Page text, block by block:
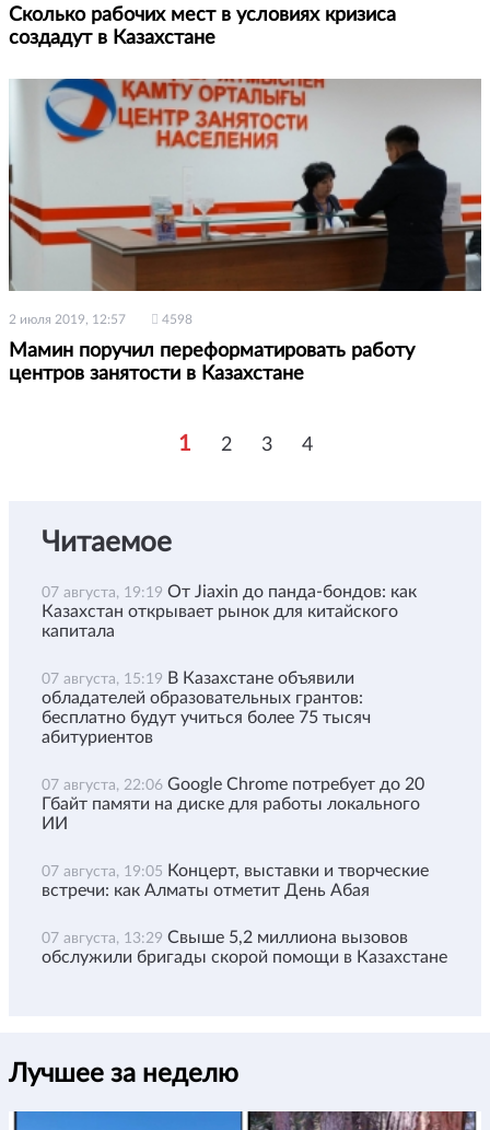
Сколько рабочих мест в условиях кризиса
создадут в Казахстане
2 июля 2019, 12:57 4598
Мамин поручил переформатировать работу
центров занятости в Казахстане
1 2 3 4
Читаемое
07 августа, 19:19 От Jiaxin до панда-бондов: как
Казахстан открывает рынок для китайского
капитала
07 августа, 15:19 В Казахстане объявили
обладателей образовательных грантов:
бесплатно будут учиться более 75 тысяч
абитуриентов
07 августа, 22:06 Google Chrome потребует до 20
Гбайт памяти на диске для работы локального
ИИ
07 августа, 19:05 Концерт, выставки и творческие
встречи: как Алматы отметит День Абая
07 августа, 13:29 Свыше 5,2 миллиона вызовов
обслужили бригады скорой помощи в Казахстане
Лучшее за неделю